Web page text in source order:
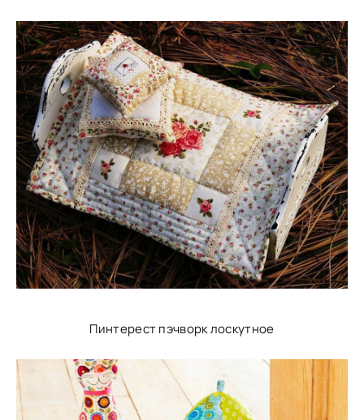
Пинтерест пэчворк лоскутное